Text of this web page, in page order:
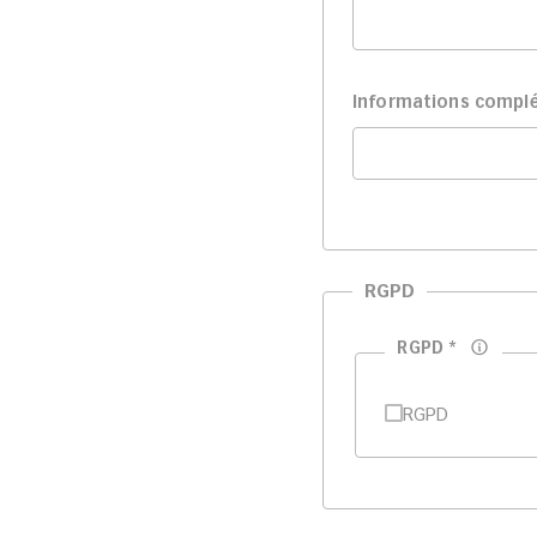
Informations
RGPD
RGPD *
RGPD